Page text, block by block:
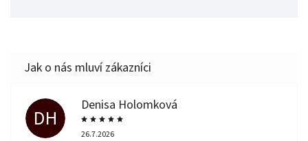
DH
Denisa Holomková
26.7.2026